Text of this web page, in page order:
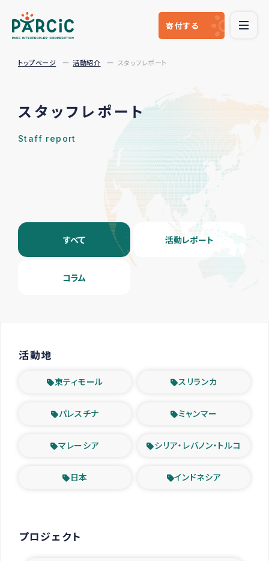
寄付する
トップページ 活動紹介 スタッフレポート
スタッフレポート
Staff report
すべて 活動レポート
コラム
活動地
東ティモール スリランカ
パレスチナ ミャンマー
マレーシア シリア・レバノン・トルコ
日本 インドネシア
プロジェクト